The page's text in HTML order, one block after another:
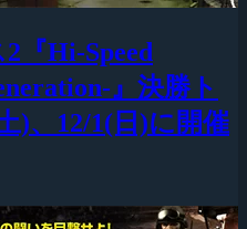
『Hi-Speed
』決勝ト
)、12/1(日)に開催